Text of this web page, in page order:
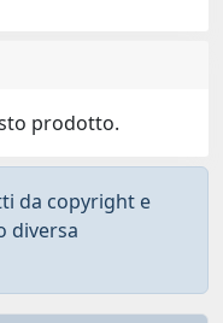
prodotto.
da copyright e
diversa